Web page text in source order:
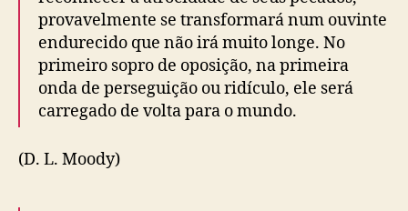
provavelmente se transformará num ouvinte
endurecido que não irá muito longe. No
primeiro sopro de oposição, na primeira
onda de perseguição ou ridículo, ele será
carregado de volta para o mundo.
(D. L. Moody)